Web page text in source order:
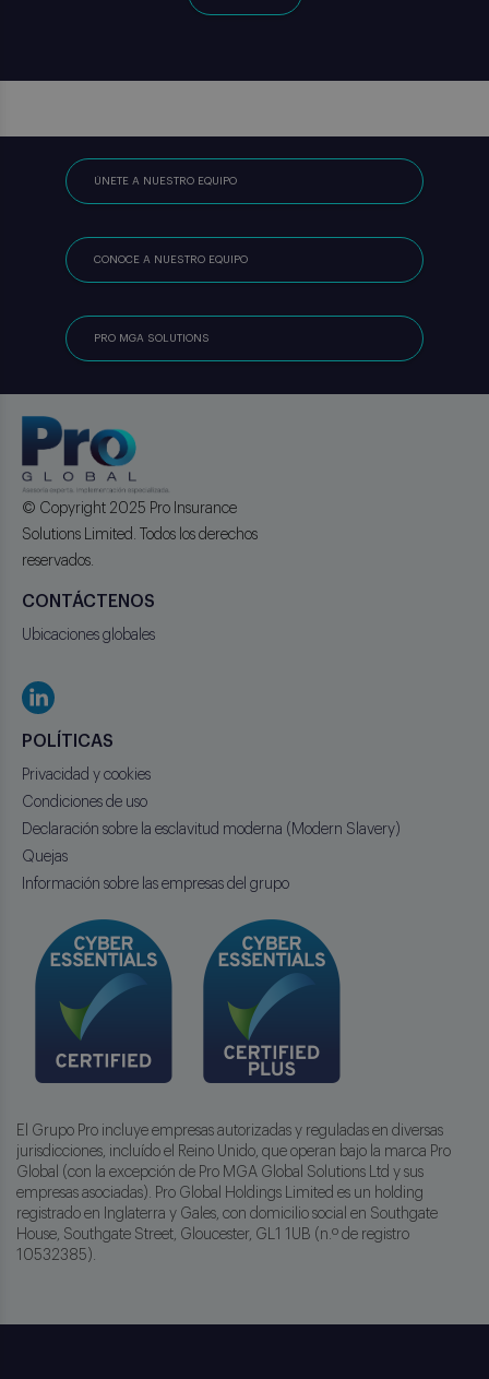
ÚNETE A NUESTRO EQUIPO
CONOCE A NUESTRO EQUIPO
PRO MGA SOLUTIONS
© Copyright 2025 Pro Insurance
Solutions Limited. Todos los derechos
reservados.
CONTÁCTENOS
Ubicaciones globales
POLÍTICAS
Privacidad y cookies
Condiciones de uso
Declaración sobre la esclavitud moderna (Modern Slavery)
Quejas
Información sobre las empresas del grupo
El Grupo Pro incluye empresas autorizadas y reguladas en diversas
jurisdicciones, incluído el Reino Unido, que operan bajo la marca Pro
Global (con la excepción de Pro MGA Global Solutions Ltd y sus
empresas asociadas). Pro Global Holdings Limited es un holding
registrado en Inglaterra y Gales, con domicilio social en Southgate
House, Southgate Street, Gloucester, GL1 1UB (n.º de registro
10532385).